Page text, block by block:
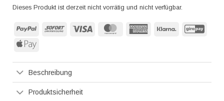
Dieses Produkt ist derzeit nicht vorrätig und nicht verfügbar.
PayPal Sofort MasterCard American
Klarna
Apple
Beschreibung
Produktsicherheit